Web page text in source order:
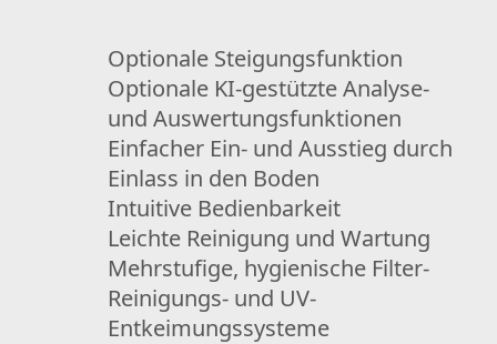
Optionale Steigungsfunktion
Optionale KI-gestützte Analyse-
und Auswertungsfunktionen
Einfacher Ein- und Ausstieg durch
Einlass in den Boden
Intuitive Bedienbarkeit
Leichte Reinigung und Wartung
Mehrstufige, hygienische Filter-
Reinigungs- und UV-
Entkeimungssysteme